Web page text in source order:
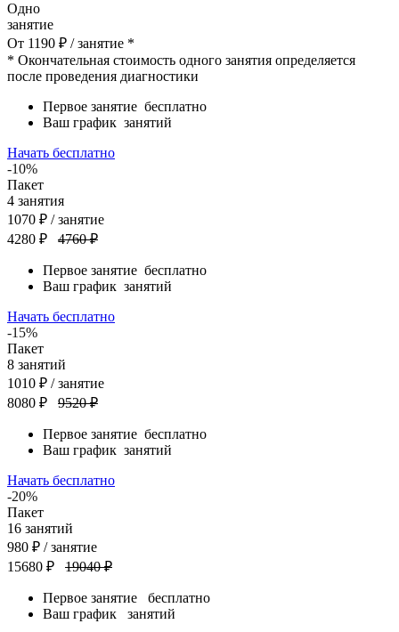
Одно
занятие
От 1190 ₽ / занятие *
* Окончательная стоимость одного занятия определяется
после проведения диагностики
Первое занятие бесплатно
Ваш график занятий
Начать бесплатно
-10%
Пакет
4 занятия
1070 ₽ / занятие
4280 ₽
4760 ₽
Первое занятие бесплатно
Ваш график занятий
Начать бесплатно
-15%
Пакет
8 занятий
1010 ₽ / занятие
8080 ₽
9520 ₽
Первое занятие бесплатно
Ваш график занятий
Начать бесплатно
-20%
Пакет
16 занятий
980 ₽ / занятие
15680 ₽
19040 ₽
Первое занятие бесплатно
Ваш график занятий